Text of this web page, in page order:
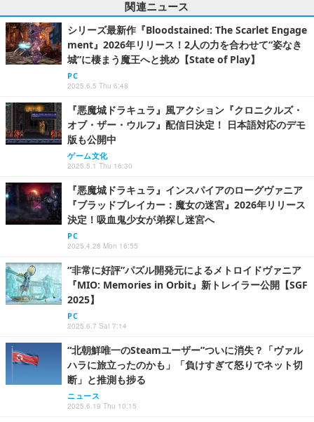
関連ニュース
シリーズ最新作『Bloodstained: The Scarlet Engage
ment』2026年リリース！2人の力を合わせて“姿なき
城”に棲まう魔王へと挑め【State of Play】
PC
2025.6.5 Thu 6:48
『悪魔城ドラキュラ』風アクション『クロニクルズ・
オブ・ザー・ウルフ』配信日決定！ 日本語対応のデモ
版も公開中
ゲーム文化
2025.5.1 Thu 16:30
『悪魔城ドラキュラ』インスパイアのローグヴァニア
『ブラッドブレイカー：魔女の迷宮』2026年リリース
決定！吸血鬼少女が弟探し迷宮へ
PC
2025.4.28 Mon 16:55
“非常に好評”パズル開発元によるメトロイドヴァニア
『MIO: Memories in Orbit』新トレイラー公開【SGF
2025】
PC
2025.6.7 Sat 7:14
“北朝鮮唯一のSteamユーザー”ついに消失？「ヴァル
ハラに旅立ったのかも」「負けすぎて怒りでネット切
断」と推測も捗る
ニュース
2025.6.19 Thu 10:15